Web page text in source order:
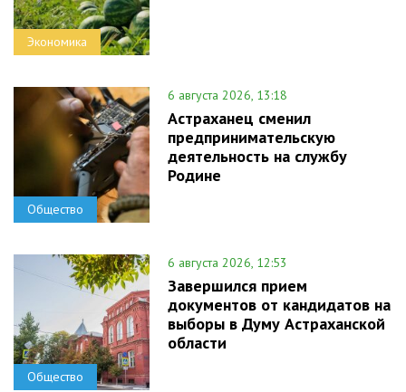
Экономика
Общество
6 августа 2026, 13:18
Астраханец сменил
предпринимательскую
деятельность на службу
Родине
Общество
6 августа 2026, 12:53
Завершился прием
документов от кандидатов на
выборы в Думу Астраханской
области